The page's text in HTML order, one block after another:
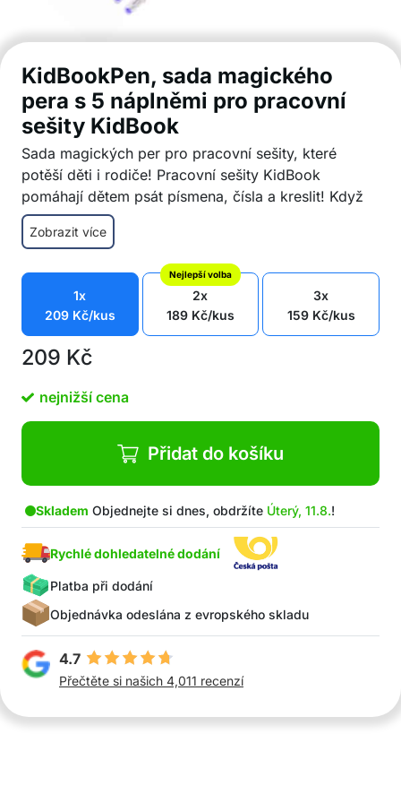
KidBookPen, sada magického
pera s 5 náplněmi pro pracovní
sešity KidBook
Sada magických per pro pracovní sešity, které
potěší děti i rodiče! Pracovní sešity KidBook
pomáhají dětem psát písmena, čísla a kreslit! Když
kouzelné pero vyschne, automaticky se odstraní,
takže můžete sešity používat znovu a znovu!
Sada magických per: 1 pero a 5 náplní
Po vyschnutí písmo automaticky zmizí
Vícenásobné použití
Vhodné na zdokonalení jemné motoriky dětí
Skvělý dárek pro všechny děti od 3 let
Sada obsahuje: 1x pero a 5x magická náplň pro
sešity KidBook
Zobrazit více
1x
209 Kč/kus
Nejlepší volba
2x
189 Kč/kus
3x
159 Kč/kus
209 Kč
nejnižší cena
Přidat do košíku
Skladem Objednejte si dnes, obdržíte Úterý, 11.8.!
Rychlé dohledatelné dodání
Platba při dodání
Objednávka odeslána z evropského skladu
4.7
Přečtěte si našich 4,011 recenzí